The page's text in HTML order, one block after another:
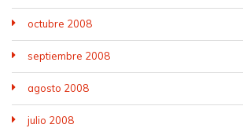
octubre 2008
septiembre 2008
agosto 2008
julio 2008